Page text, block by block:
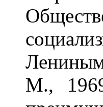
Лениным
М.,